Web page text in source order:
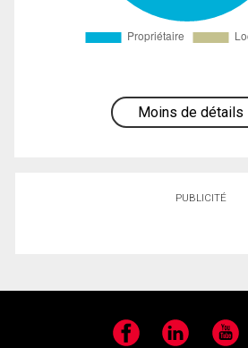
Moins de détails
PUBLICITÉ
Facebook LinkedIn YouTube